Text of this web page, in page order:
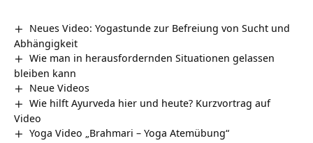
Neues Video: Yogastunde zur Befreiung von Sucht und
Abhängigkeit
Wie man in herausfordernden Situationen gelassen
bleiben kann
Neue Videos
Wie hilft Ayurveda hier und heute? Kurzvortrag auf
Video
Yoga Video „Brahmari – Yoga Atemübung“